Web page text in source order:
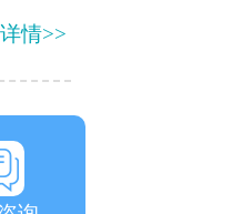
详情>>